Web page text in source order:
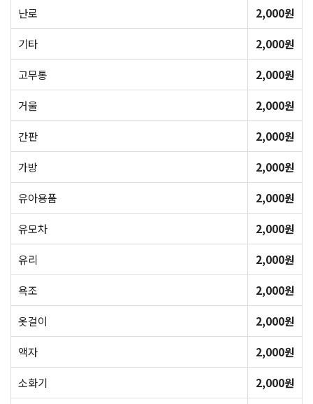
난로
2,000원
기타
2,000원
고무통
2,000원
거울
2,000원
간판
2,000원
가방
2,000원
유아용품
2,000원
유모차
2,000원
유리
2,000원
욕조
2,000원
옷걸이
2,000원
액자
2,000원
소화기
2,000원